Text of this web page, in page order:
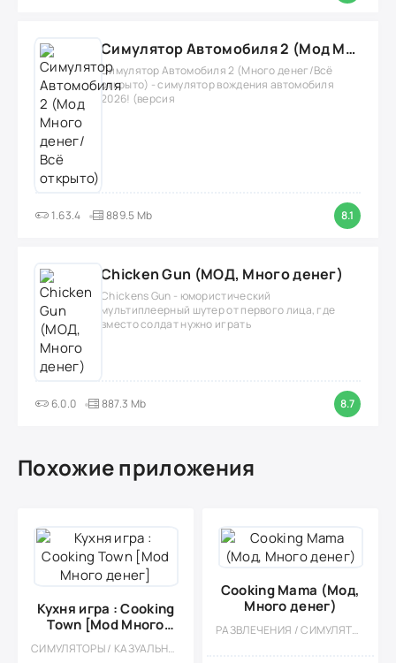
Симулятор Автомобиля 2 (Мод Много денег/Всё открыто)
Симулятор Автомобиля 2 (Много денег/Всё
открыто) - симулятор вождения автомобиля
2026! (версия
1.63.4 889.5 Mb 8.1
Chicken Gun (МОД, Много денег)
Chickens Gun - юмористический
мультиплеерный шутер от первого лица, где
вместо солдат нужно играть
6.0.0 887.3 Mb 8.7
Похожие приложения
Кухня игра : Cooking
Town [Mod Много
денег]
СИМУЛЯТОРЫ / КАЗУАЛЬНЫЕ / ОДНОПОЛЬЗОВАТЕЛЬСКИЕ / СТИЛИЗАЦИЯ / ОФЛАЙН / МОД / КУЛИНАРНАЯ
Cooking Mama (Мод,
Много денег)
РАЗВЛЕЧЕНИЯ / СИМУЛЯТОРЫ / УПРАВЛЕНИЕ / КУЛИНАРНАЯ / ОДНОПОЛЬЗОВАТЕЛЬСКИЕ / ОФЛАЙН / СТИЛИЗАЦИЯ / ПО МУЛЬТФИЛЬМАМ / ДЛЯ ДЕТЕЙ / МОД / КАЗУАЛЬНЫЕ / МАЛЕНЬКАЯ / ДЕВОЧКАМ